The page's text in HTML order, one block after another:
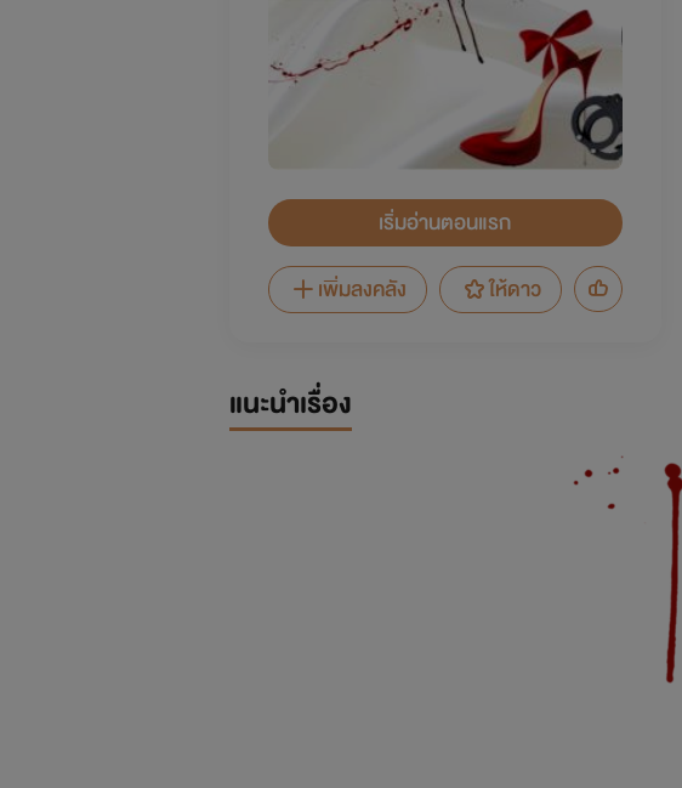
เริ่มอ่านตอนแรก
เพิ่มลงคลัง
ให้ดาว
แนะนำเรื่อง